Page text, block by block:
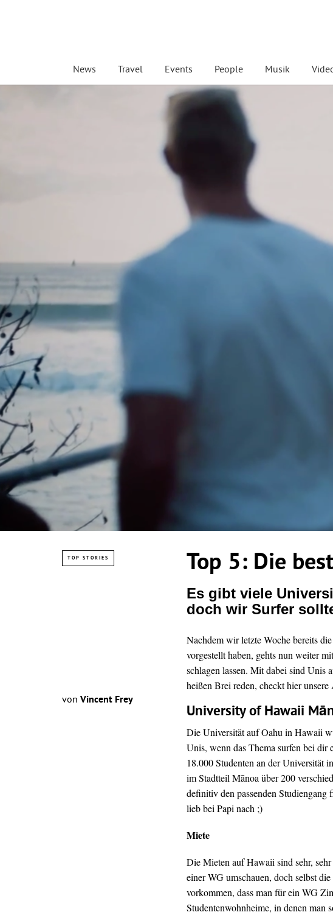
News Travel Events People Musik
TOP STORIES Top 5: Die
Es gibt viele
doch wir Surfer
von Vincent Frey
Nachdem wir letzte Woche bereits die
vorgestellt haben, gehts nun weiter
schlagen lassen. Mit dabei sind Unis
heißen Brei reden, checkt hier
University of Hawaii
Die Universität auf Oahu in Hawaii
Unis, wenn das Thema surfen bei dir
18.000 Studenten an der Universität
im Stadtteil Mānoa über 200
definitiv den passenden
lieb bei Papi nach ;)
Miete
Die Mieten auf Hawaii sind sehr,
einer WG umschauen, doch selbst
vorkommen, dass man für ein WG
Studentenwohnheime, in denen